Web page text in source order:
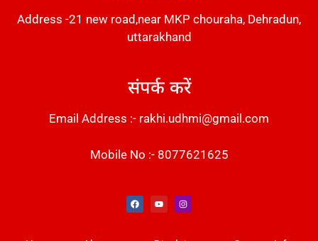
Address -21 new road,near MKP chouraha, Dehradun,
uttarakhand
संपर्क करें
Email Address :- rakhi.udhmi@gmail.com
Mobile No :- 8077621625